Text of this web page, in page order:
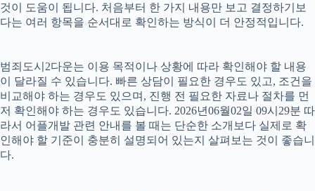
것이 도움이 됩니다. 처음부터 한 가지 내용만 보고 결정하기보
다는 여러 항목을 순서대로 확인하는 방식이 더 안정적입니다.
범죄도시2다운는 이용 목적이나 상황에 따라 확인해야 할 내용
이 달라질 수 있습니다. 빠른 상담이 필요한 경우도 있고, 조건을
비교해야 하는 경우도 있으며, 진행 전 필요한 자료나 절차를 먼
저 확인해야 하는 경우도 있습니다. 2026년06월02일 09시29분 따
라서 어플개발 관련 안내를 볼 때는 단순한 소개보다 실제로 확
인해야 할 기준이 충분히 설명되어 있는지 살펴보는 것이 좋습니
다.